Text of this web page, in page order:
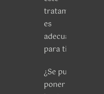
tratamiento
es
adecuado
para ti
¿Se puede
poner un